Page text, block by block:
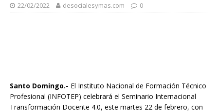
22/02/2022 desocialesymas.com 0
Santo Domingo.- El Instituto Nacional de Formación Técnico
Profesional (INFOTEP) celebrará el Seminario Internacional
Transformación Docente 4.0, este martes 22 de febrero, con